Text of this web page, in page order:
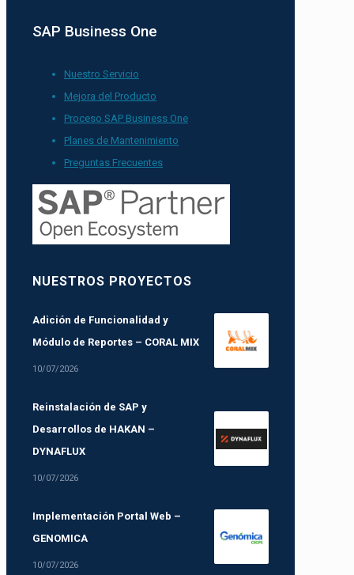
SAP Business One
Nuestro Servicio
Mejora del Producto
Proceso SAP Business One
Planes de Mantenimiento
Preguntas Frecuentes
NUESTROS PROYECTOS
Adición de Funcionalidad y
Módulo de Reportes – CORAL MIX
10/07/2026
Reinstalación de SAP y
Desarrollos de HAKAN –
DYNAFLUX
10/07/2026
Implementación Portal Web –
GENOMICA
10/07/2026